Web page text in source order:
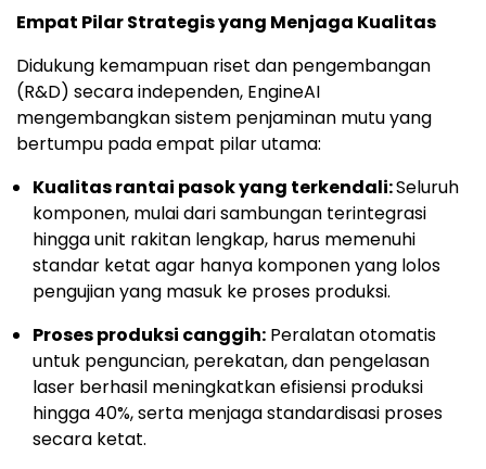
Empat Pilar Strategis yang Menjaga Kualitas
Didukung kemampuan riset dan pengembangan
(R&D) secara independen, EngineAI
mengembangkan sistem penjaminan mutu yang
bertumpu pada empat pilar utama:
Kualitas rantai pasok yang terkendali:Seluruh
komponen, mulai dari sambungan terintegrasi
hingga unit rakitan lengkap, harus memenuhi
standar ketat agar hanya komponen yang lolos
pengujian yang masuk ke proses produksi.
Proses produksi canggih: Peralatan otomatis
untuk penguncian, perekatan, dan pengelasan
laser berhasil meningkatkan efisiensi produksi
hingga 40%, serta menjaga standardisasi proses
secara ketat.